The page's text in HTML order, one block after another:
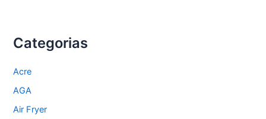
Categorias
Acre
AGA
Air Fryer